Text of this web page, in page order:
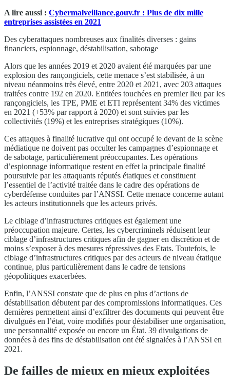
A lire aussi : Cybermalveillance.gouv.fr : Plus de dix mille
entreprises assistées en 2021
Des cyberattaques nombreuses aux finalités diverses : gains
financiers, espionnage, déstabilisation, sabotage
Alors que les années 2019 et 2020 avaient été marquées par une
explosion des rançongiciels, cette menace s’est stabilisée, à un
niveau néanmoins très élevé, entre 2020 et 2021, avec 203 attaques
traitées contre 192 en 2020. Entitées touchées en premier lieu par les
rançongiciels, les TPE, PME et ETI représentent 34% des victimes
en 2021 (+53% par rapport à 2020) et sont suivies par les
collectivités (19%) et les entreprises stratégiques (10%).
Ces attaques à finalité lucrative qui ont occupé le devant de la scène
médiatique ne doivent pas occulter les campagnes d’espionnage et
de sabotage, particulièrement préoccupantes. Les opérations
d’espionnage informatique restent en effet la principale finalité
poursuivie par les attaquants réputés étatiques et constituent
l’essentiel de l’activité traitée dans le cadre des opérations de
cyberdéfense conduites par l’ANSSI. Cette menace concerne autant
les acteurs institutionnels que les acteurs privés.
Le ciblage d’infrastructures critiques est également une
préoccupation majeure. Certes, les cybercriminels réduisent leur
ciblage d’infrastructures critiques afin de gagner en discrétion et de
moins s’exposer à des mesures répressives des Etats. Toutefois, le
ciblage d’infrastructures critiques par des acteurs de niveau étatique
continue, plus particulièrement dans le cadre de tensions
géopolitiques exacerbées.
Enfin, l’ANSSI constate que de plus en plus d’actions de
déstabilisation débutent par des compromissions informatiques. Ces
dernières permettent ainsi d’exfiltrer des documents qui peuvent être
divulgués en l’état, voire modifiés pour déstabiliser une organisation,
une personnalité exposée ou encore un État. 39 divulgations de
données à des fins de déstabilisation ont été signalées à l’ANSSI en
2021.
De failles de mieux en mieux exploitées